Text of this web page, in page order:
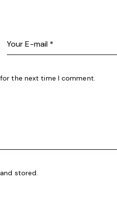
the next time I comment.
stored.